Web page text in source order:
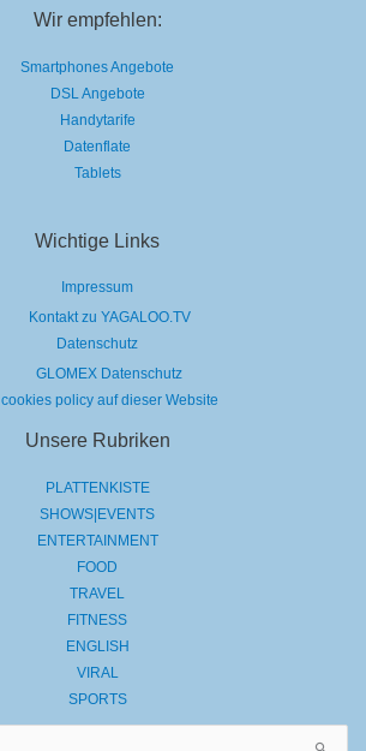
Wir empfehlen:
Smartphones Angebote
DSL Angebote
Handytarife
Datenflate
Tablets
Wichtige Links
Impressum
Kontakt zu YAGALOO.TV
Datenschutz
GLOMEX Datenschutz
cookies policy auf dieser Website
Unsere Rubriken
PLATTENKISTE
SHOWS|EVENTS
ENTERTAINMENT
FOOD
TRAVEL
FITNESS
ENGLISH
VIRAL
SPORTS